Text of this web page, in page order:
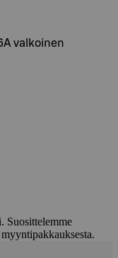
valkoinen
Suosittelemme